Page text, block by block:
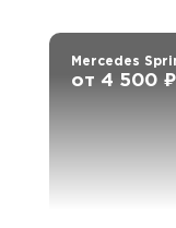
Mercedes
от 4 500